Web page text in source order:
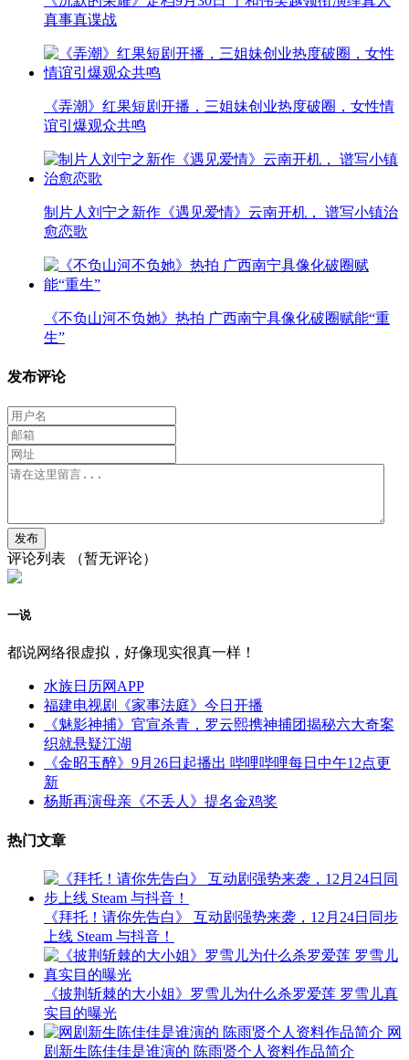
真事真谍战
《弄潮》红果短剧开播，三姐妹创业热度破圈，女性情
谊引爆观众共鸣
制片人刘宁之新作《遇见爱情》云南开机， 谱写小镇治
愈恋歌
《不负山河不负她》热拍 广西南宁具像化破圈赋能“重
生”
发布评论
评论列表 （暂无评论）
一说
都说网络很虚拟，好像现实很真一样！
水族日历网APP
福建电视剧《家事法庭》今日开播
《魅影神捕》官宣杀青，罗云熙携神捕团揭秘六大奇案
织就悬疑江湖
《金昭玉醉》9月26日起播出 哔哩哔哩每日中午12点更
新
杨斯再演母亲《不丢人》提名金鸡奖
热门文章
《拜托！请你先告白》 互动剧强势来袭，12月24日同步
上线 Steam 与抖音！
《披荆斩棘的大小姐》罗雪儿为什么杀罗爱莲 罗雪儿真
实目的曝光
网
剧新生陈佳佳是谁演的 陈雨贤个人资料作品简介